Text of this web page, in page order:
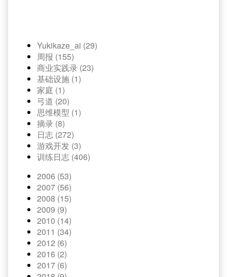
Yukikaze_ai (29)
周报 (155)
商业实践录 (23)
基础设施 (1)
家庭 (1)
弓道 (20)
思维模型 (1)
摘录 (8)
日志 (272)
游戏开发 (3)
训练日志 (406)
2006 (53)
2007 (56)
2008 (15)
2009 (9)
2010 (14)
2011 (34)
2012 (6)
2016 (2)
2017 (6)